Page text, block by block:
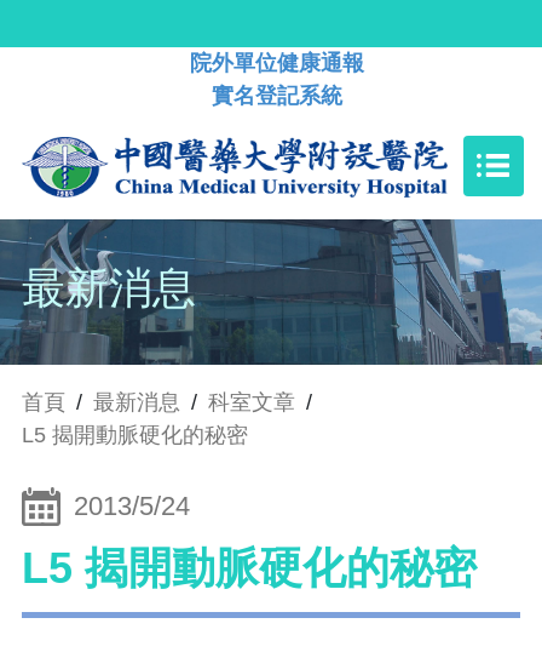
院外單位健康通報
實名登記系統
最新消息
首頁 / 最新消息 / 科室文章 /
L5 揭開動脈硬化的秘密
2013/5/24
L5 揭開動脈硬化的秘密